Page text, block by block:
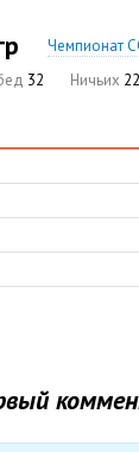
Чемпионат
32 Ничьих 22